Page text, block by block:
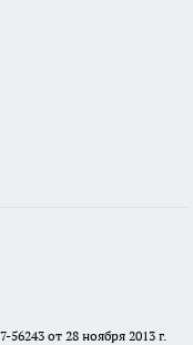
от 28 ноября 2013 г.